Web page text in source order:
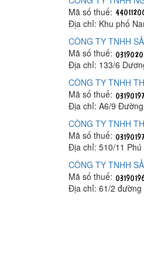
Mã số thuế:
Địa chỉ: Khu phố
CÔNG TY TNHH
Mã số thuế:
Địa chỉ: 133/6
CÔNG TY TNHH
Mã số thuế:
Địa chỉ: A6/9
CÔNG TY TNHH
Mã số thuế:
Địa chỉ: 510/11 Phú
CÔNG TY TNHH
Mã số thuế:
Địa chỉ: 61/2 đường